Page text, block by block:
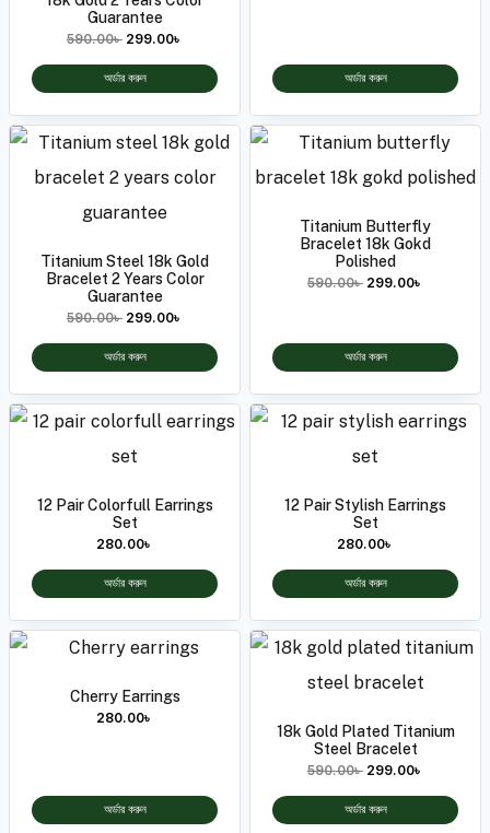
Guarantee
590.00৳ 299.00৳
অর্ডার করুন অর্ডার করুন
Titanium Steel 18k Gold
Bracelet 2 Years Color
Guarantee
590.00৳ 299.00৳
অর্ডার করুন
Titanium Butterfly
Bracelet 18k Gokd
Polished
590.00৳ 299.00৳
অর্ডার করুন
12 Pair Colorfull Earrings
Set
280.00৳
অর্ডার করুন
12 Pair Stylish Earrings
Set
280.00৳
অর্ডার করুন
Cherry Earrings
280.00৳
অর্ডার করুন
18k Gold Plated Titanium
Steel Bracelet
590.00৳ 299.00৳
অর্ডার করুন